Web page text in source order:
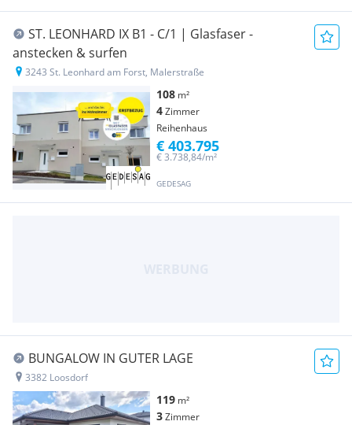
ST. LEONHARD IX B1 - C/1 | Glasfaser -
anstecken & surfen
3243 St. Leonhard am Forst, Malerstraße
108 m²
4Zimmer
Reihenhaus
GEDESAG
€ 3.738,84/m²
€ 403.795
BUNGALOW IN GUTER LAGE
3382 Loosdorf
119 m²
3Zimmer